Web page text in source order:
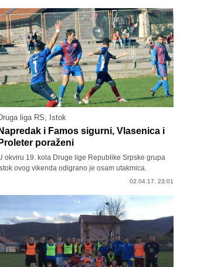
liga RS, Istok
Napredak i Famos sigurni, Vlasenica i
Proleter poraženi
okviru 19. kola Druge lige Republike Srpske grupa
ovog vikenda odigrano je osam utakmica.
02.04.17. 23:01